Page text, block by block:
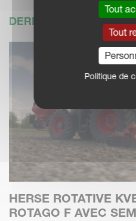
DERNIÈRES
HERSE ROTATIVE
ROTAGO F AVEC
Tout
Tout
Politique de